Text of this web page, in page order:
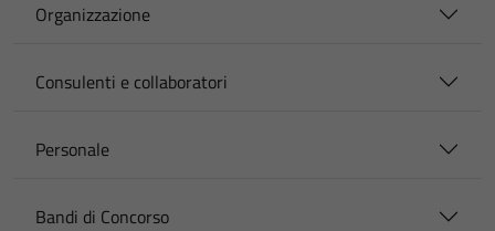
Organizzazione
Consulenti e collaboratori
Personale
Bandi di Concorso